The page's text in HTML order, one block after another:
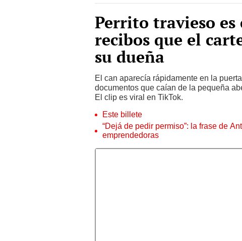
Perrito travieso
recibos que el
su dueña
El can aparecía rápidamente en la
documentos que caían de la pequeña
El clip es viral en TikTok.
Este billete
“Dejá de pedir permiso”: la frase de
emprendedoras